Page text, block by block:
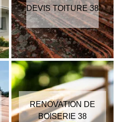
DEVIS TOITURE 38
RENOVATION DE
BOISERIE 38